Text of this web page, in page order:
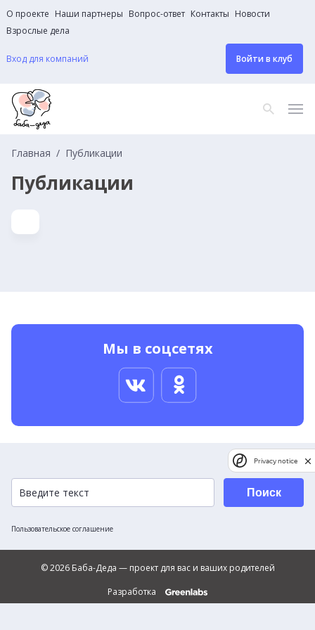
О проекте Наши партнеры Вопрос-ответ Контакты Новости
Взрослые дела
Вход для компаний Войти в клуб
Главная Публикации
Публикации
Мы в соцсетях
Пользовательское соглашение
Поиск
© 2026 Баба-Деда — проект для вас и ваших родителей
Разработка
Privacy notice